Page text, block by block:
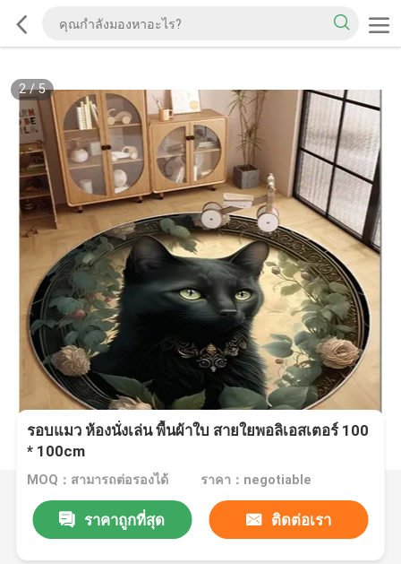
2/5
รอบแมว ห้องนั่งเล่น พื้นผ้าใบ สายใยพอลิเอสเตอร์ 100
* 100cm
MOQ：สามารถต่อรองได้ ราคา：negotiable
ราคาถูกที่สุด ติดต่อเรา